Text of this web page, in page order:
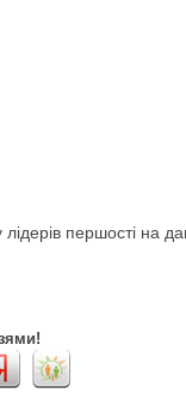
лідерів першості на